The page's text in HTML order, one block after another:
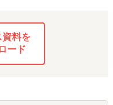
資料を
ード